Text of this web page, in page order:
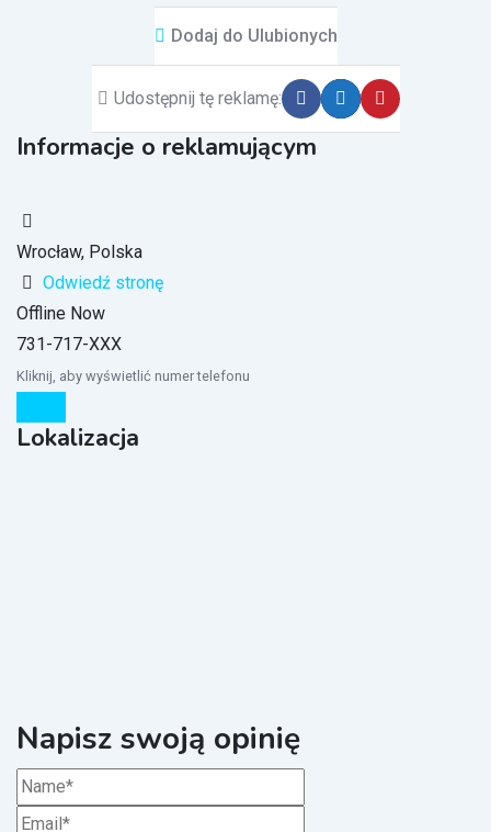
Dodaj do Ulubionych
Udostępnij tę reklamę:
Informacje o reklamującym
Wrocław, Polska
Odwiedź stronę
Offline Now
731-717-XXX
Kliknij, aby wyświetlić numer telefonu
Lokalizacja
Napisz swoją opinię